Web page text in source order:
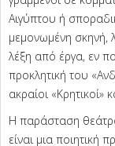
Αιγύπτου ή
μεμονωμένη σκηνή,
λέξη από έργα, εν
προκλητική του
ακραίοι «Κρητικοί»
Η παράσταση
είναι μια